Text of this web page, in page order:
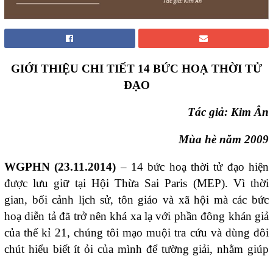
GIỚI THIỆU CHI TIẾT 14 BỨC HOẠ THỜI TỬ
ĐẠO
Tác giả: Kim Ân
Mùa hè năm 2009
WGPHN (23.11.2014) – 14 bức hoạ thời tử đạo hiện
được lưu giữ tại Hội Thừa Sai Paris (MEP). Vì thời
gian, bối cảnh lịch sử, tôn giáo và xã hội mà các bức
hoạ diễn tả đã trở nên khá xa lạ với phần đông khán giả
của thế kỉ 21, chúng tôi mạo muội tra cứu và dùng đôi
chút hiểu biết ít ỏi của mình để tường giải, nhằm giúp